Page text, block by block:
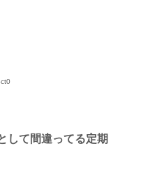
して間違ってる定期